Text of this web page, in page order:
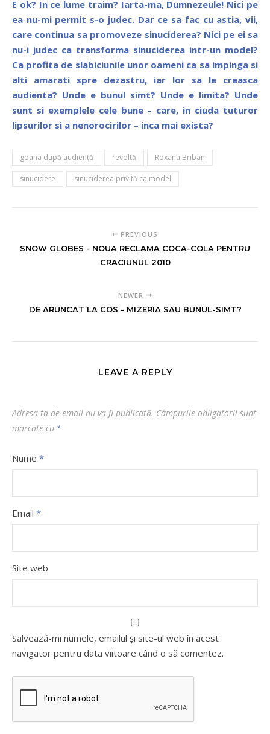
E ok? In ce lume traim? Iarta-ma, Dumnezeule! Nici pe
ea nu-mi permit s-o judec. Dar ce sa fac cu astia, vii,
care continua sa promoveze sinuciderea? Nici pe ei sa
nu-i judec ca transforma sinuciderea intr-un model?
Ca profita de slabiciunile unor oameni ca sa impinga si
alti amarati spre dezastru, iar lor sa le creasca
audienta? Unde e bunul simt? Unde e limita? Unde
sunt si exemplele cele bune – care, in ciuda tuturor
lipsurilor si a nenorocirilor – inca mai exista?
goana după audienţă revoltă Roxana Briban
sinucidere sinuciderea privită ca model
PREVIOUS
SNOW GLOBES - NOUA RECLAMA COCA-COLA PENTRU
CRACIUNUL 2010
NEWER
DE ARUNCAT LA COS - MIZERIA SAU BUNUL-SIMT?
LEAVE A REPLY
Adresa ta de email nu va fi publicată. Câmpurile obligatorii sunt
marcate cu *
Nume *
Email *
Site web
Salvează-mi numele, emailul și site-ul web în acest
navigator pentru data viitoare când o să comentez.